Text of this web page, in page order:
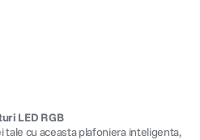
LED RGB
cu aceasta plafoniera inteligenta,